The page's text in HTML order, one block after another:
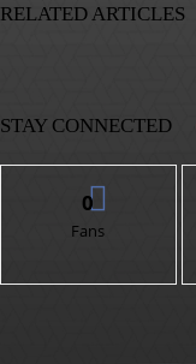
RELATED ARTICLES
STAY CONNECTED
0
Fans